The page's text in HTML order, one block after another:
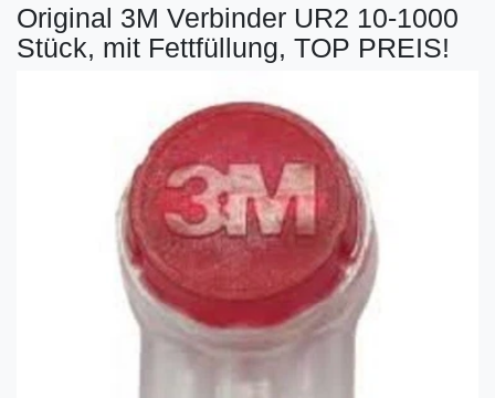
Original 3M Verbinder UR2 10-1000
Stück, mit Fettfüllung, TOP PREIS!